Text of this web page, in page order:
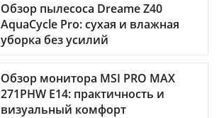
Обзор пылесоса Dreame Z40
AquaCycle Pro: сухая и влажная
уборка без усилий
Обзор монитора MSI PRO MAX
271PHW E14: практичность и
визуальный комфорт